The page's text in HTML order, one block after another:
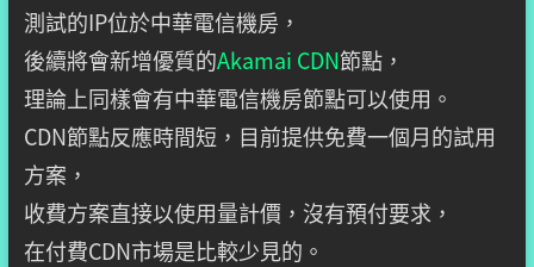
測試的IP位於中華電信機房，
後續將會新增優質的Akamai CDN節點，
理論上同樣會有中華電信機房節點可以使用。
CDN節點反應時間短，目前提供免費一個月的試用
方案，
收費方案直接以使用量計價，沒有預付要求，
在付費CDN市場是比較少見的。